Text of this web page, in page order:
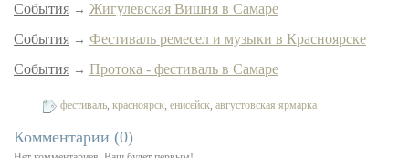
События → Жигулевская Вишня в Самаре
События → Фестиваль ремесел и музыки в Красноярске
События → Протока - фестиваль в Самаре
фестиваль,красноярск,енисейск,августовская ярмарка
Комментарии (0)